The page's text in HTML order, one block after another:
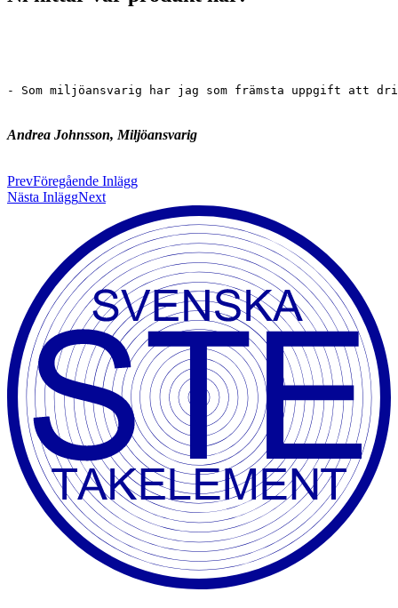
- Som miljöansvarig har jag som främsta uppgift att
Andrea Johnsson, Miljöansvarig
PrevFöregående Inlägg
Nästa InläggNext